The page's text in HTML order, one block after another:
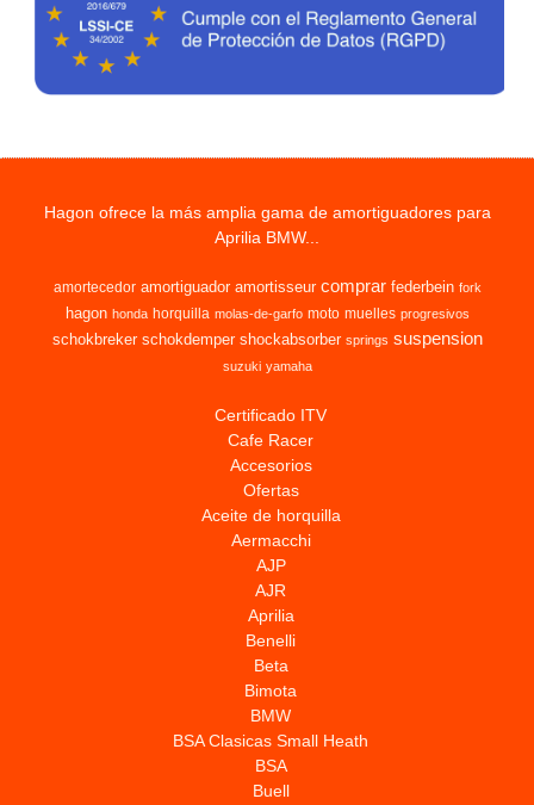
Hagon ofrece la más amplia gama de amortiguadores para
Aprilia BMW...
amortecedor amortiguador amortisseur comprar federbein fork
hagon honda horquilla molas-de-garfo moto muelles progresivos
schokbreker schokdemper shockabsorber springs suspension
suzuki yamaha
Certificado ITV
Cafe Racer
Accesorios
Ofertas
Aceite de horquilla
Aermacchi
AJP
AJR
Aprilia
Benelli
Beta
Bimota
BMW
BSA Clasicas Small Heath
BSA
Buell